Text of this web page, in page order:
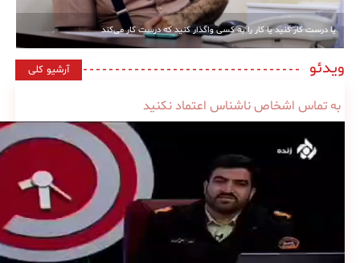
یا درست کار کنید یا کار را به کسی واگذار کنید که درست کار می‌کند
ویدئو آرشیو کلی
به تماس اشخاص ناشناس اعتماد نکنید